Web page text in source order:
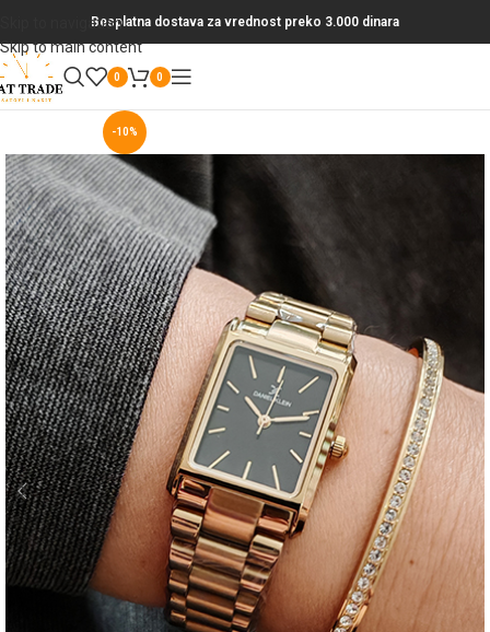
Skip to navigation
Skip to main content
Besplatna dostava za vrednost preko 3.000 dinara
0 0
-10%